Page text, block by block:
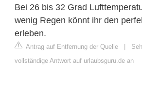
Bei 26 bis 32 Grad
wenig Regen könnt ihr den
erleben.
Antrag auf Entfernung der Quelle
vollständige Antwort auf urlaubsguru.de an